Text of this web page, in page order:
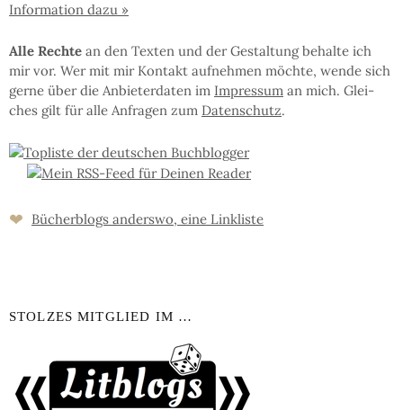
In­for­ma­tion da­zu »
Al­le Rech­te an den Tex­ten und der Ge­stal­tung be­hal­te ich
mir vor. Wer mit mir Kon­takt auf­neh­men möchte, wen­de sich
ger­ne über die An­bie­ter­da­ten im Im­pres­sum an mich. Glei­
ches gilt für al­le An­fra­gen zum Da­ten­schutz.
❤ Bücher­blogs an­ders­wo, eine Link­liste
STOLZES MITGLIED IM …